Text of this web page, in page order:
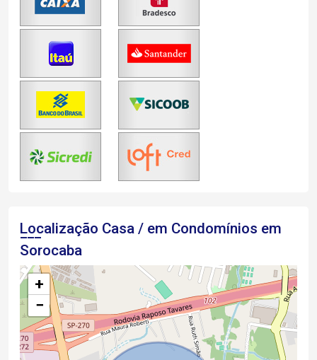
Localização Casa / em Condomínios em
Sorocaba
+
−